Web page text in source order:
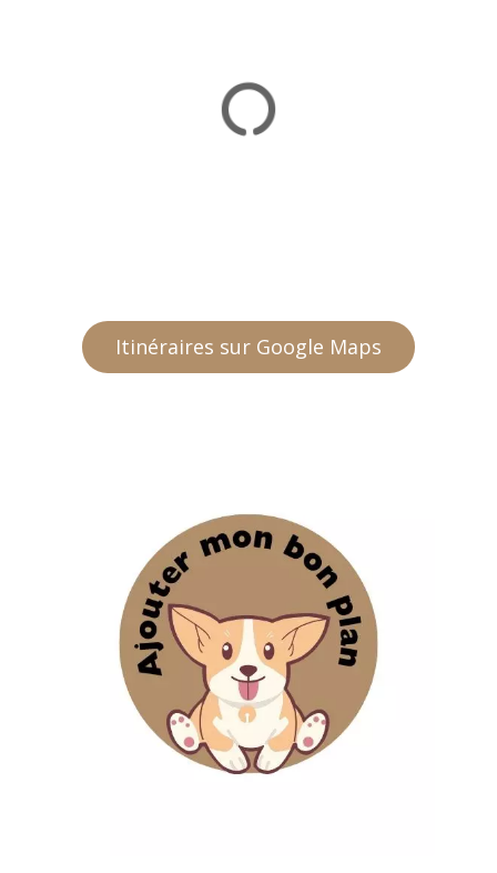
Itinéraires sur Google Maps